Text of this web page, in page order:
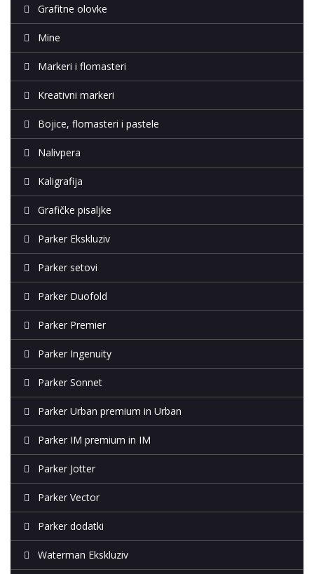
Grafitne olovke
Mine
Markeri i flomasteri
Kreativni markeri
Bojice, flomasteri i pastele
Nalivpera
Kaligrafija
Grafičke pisaljke
Parker Ekskluziv
Parker setovi
Parker Duofold
Parker Premier
Parker Ingenuity
Parker Sonnet
Parker Urban premium in Urban
Parker IM premium in IM
Parker Jotter
Parker Vector
Parker dodatki
Waterman Ekskluziv